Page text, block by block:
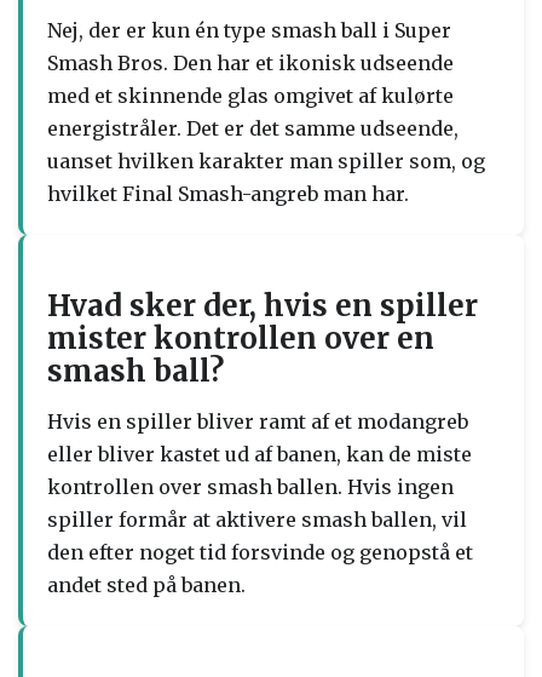
Nej, der er kun én type smash ball i Super
Smash Bros. Den har et ikonisk udseende
med et skinnende glas omgivet af kulørte
energistråler. Det er det samme udseende,
uanset hvilken karakter man spiller som, og
hvilket Final Smash-angreb man har.
Hvad sker der, hvis en spiller
mister kontrollen over en
smash ball?
Hvis en spiller bliver ramt af et modangreb
eller bliver kastet ud af banen, kan de miste
kontrollen over smash ballen. Hvis ingen
spiller formår at aktivere smash ballen, vil
den efter noget tid forsvinde og genopstå et
andet sted på banen.